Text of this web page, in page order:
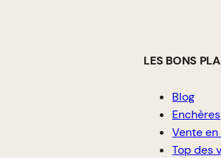
LES BONS
Blog
Enchères
Vente
Top des